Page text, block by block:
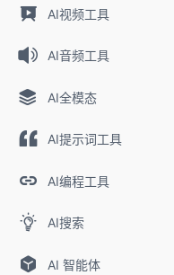
AI视频工具
AI音频工具
AI全模态
AI提示词工具
AI编程工具
AI搜索
AI 智能体